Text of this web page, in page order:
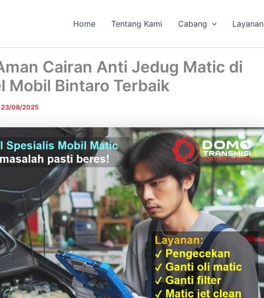
Home Tentang Kami Cabang Layanan
Cairan Anti Jedug Matic di
Mobil Bintaro Terbaik
23/08/2025